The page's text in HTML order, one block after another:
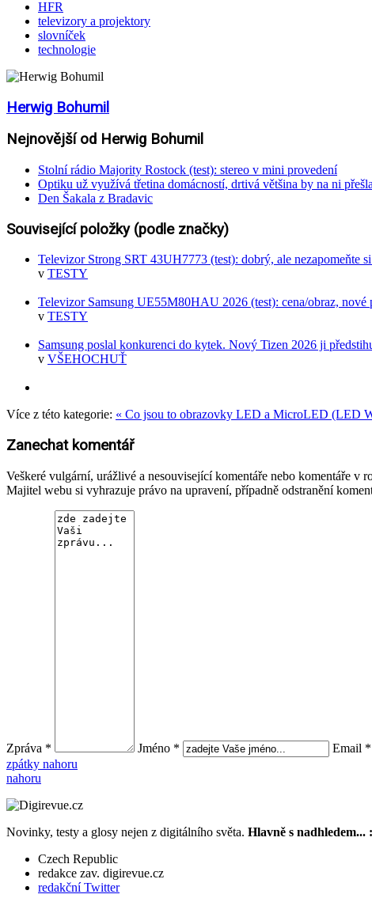
HFR
televizory a projektory
slovníček
technologie
Herwig Bohumil
Nejnovější od Herwig Bohumil
Stolní rádio Majority Rostock (test): stereo v mini provedení
Optiku už využívá třetina domácností, drtivá většina by na ni
Den Šakala z Bradavic
Související položky (podle značky)
Televizor Strong SRT 43UH7773 (test): dobrý, ale nezapomeňte
v TESTY
Televizor Samsung UE55M80HAU 2026 (test): cena/obraz,
v TESTY
Samsung poslal konkurenci do kytek. Nový Tizen 2026 ji
v VŠEHOCHUŤ
Více z této kategorie: « Co jsou to obrazovky LED a MicroLED (LED
Zanechat komentář
Veškeré vulgární, urážlivé a nesouvisející komentáře nebo komentáře
Majitel webu si vyhrazuje právo na upravení, případně odstranění
Zpráva * Jméno * Email *
zpátky nahoru
nahoru
Novinky, testy a glosy nejen z digitálního světa. Hlavně s nadhledem...
Czech Republic
redakce zav. digirevue.cz
redakční Twitter